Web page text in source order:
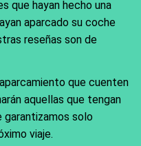
que hayan hecho una
aparcado su coche
reseñas son de
que cuenten
aquellas que tengan
garantizamos solo
viaje.